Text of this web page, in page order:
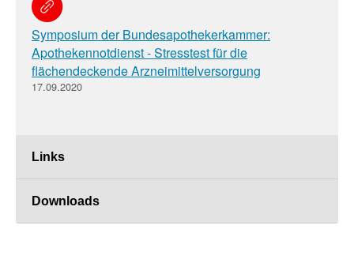
Links
Downloads
Symposium der Bundesapothekerkammer:
Apothekennotdienst - Stresstest für die
flächendeckende Arzneimittelversorgung
17.09.2020